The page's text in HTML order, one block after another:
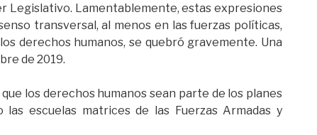
Legislativo. Lamentablemente, estas expresiones
transversal, al menos en las fuerzas políticas,
derechos humanos, se quebró gravemente. Una
de 2019.
los derechos humanos sean parte de los planes
escuelas matrices de las Fuerzas Armadas y